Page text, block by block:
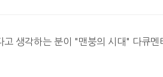
생각하는 분이 "맨붕의 시대" 다큐멘